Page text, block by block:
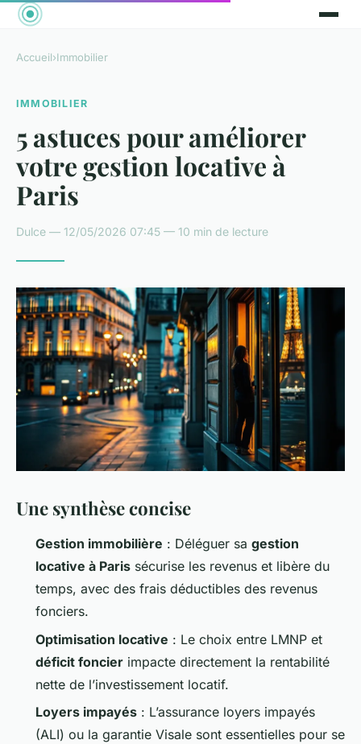
Accueil›Immobilier
IMMOBILIER
5 astuces pour améliorer
votre gestion locative à
Paris
Dulce — 12/05/2026 07:45 — 10 min de lecture
Une synthèse concise
Gestion immobilière : Déléguer sa gestion
locative à Paris sécurise les revenus et libère du
temps, avec des frais déductibles des revenus
fonciers.
Optimisation locative : Le choix entre LMNP et
déficit foncier impacte directement la rentabilité
nette de l’investissement locatif.
Loyers impayés : L’assurance loyers impayés
(ALI) ou la garantie Visale sont essentielles pour se